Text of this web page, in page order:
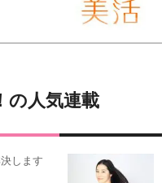
の人気連載
します